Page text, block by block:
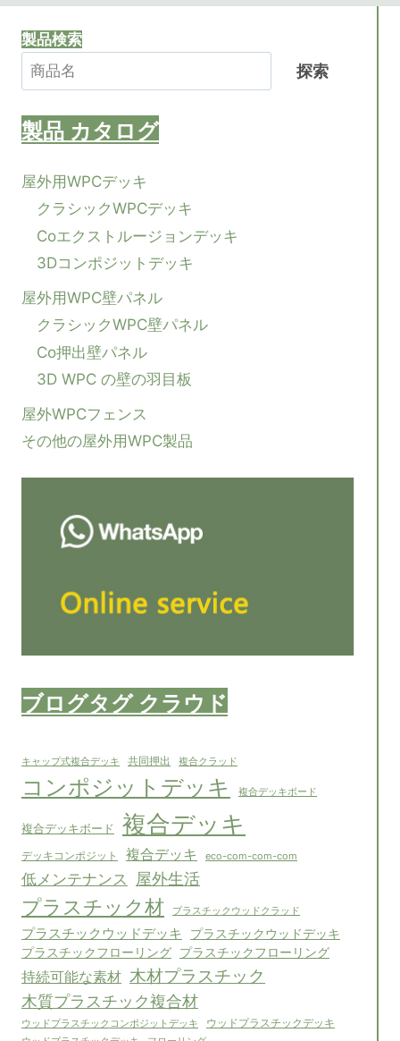
製品検索
探索
製品 カタログ
屋外用WPCデッキ
クラシックWPCデッキ
Coエクストルージョンデッキ
3Dコンポジットデッキ
屋外用WPC壁パネル
クラシックWPC壁パネル
Co押出壁パネル
3D WPC の壁の羽目板
屋外WPCフェンス
その他の屋外用WPC製品
ブログタグ クラウド
キャップ式複合デッキ 共同押出 複合クラッド
コンポジットデッキ 複合デッキボード
複合デッキボード 複合デッキ
デッキコンポジット 複合デッキ eco-com-com-com
低メンテナンス 屋外生活
プラスチック材 プラスチックウッドクラッド
プラスチックウッドデッキ プラスチックウッドデッキ
プラスチックフローリング プラスチックフローリング
持続可能な素材 木材プラスチック
木質プラスチック複合材
ウッドプラスチックコンポジットデッキ ウッドプラスチックデッキ